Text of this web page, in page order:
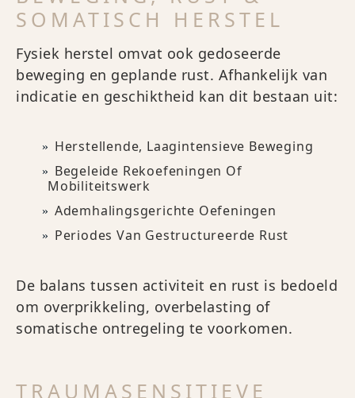
SOMATISCH HERSTEL
Fysiek herstel omvat ook gedoseerde
beweging en geplande rust. Afhankelijk van
indicatie en geschiktheid kan dit bestaan uit:
Herstellende, Laagintensieve Beweging
Begeleide Rekoefeningen Of
Mobiliteitswerk
Ademhalingsgerichte Oefeningen
Periodes Van Gestructureerde Rust
De balans tussen activiteit en rust is bedoeld
om overprikkeling, overbelasting of
somatische ontregeling te voorkomen.
TRAUMASENSITIEVE